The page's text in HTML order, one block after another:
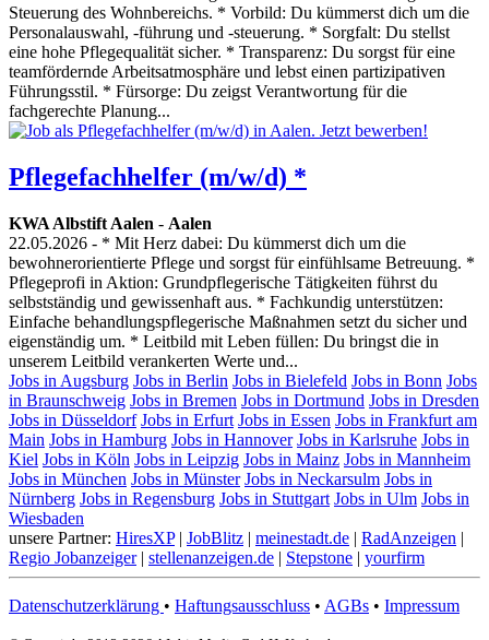
Steuerung des Wohnbereichs. * Vorbild: Du kümmerst dich um die
Personalauswahl, -führung und -steuerung. * Sorgfalt: Du stellst
eine hohe Pflegequalität sicher. * Transparenz: Du sorgst für eine
teamfördernde Arbeitsatmosphäre und lebst einen partizipativen
Führungsstil. * Fürsorge: Du zeigst Verantwortung für die
fachgerechte Planung...
Pflegefachhelfer (m/w/d) *
KWA Albstift Aalen - Aalen
22.05.2026 - * Mit Herz dabei: Du kümmerst dich um die
bewohnerorientierte Pflege und sorgst für einfühlsame Betreuung. *
Pflegeprofi in Aktion: Grundpflegerische Tätigkeiten führst du
selbstständig und gewissenhaft aus. * Fachkundig unterstützen:
Einfache behandlungspflegerische Maßnahmen setzt du sicher und
eigenständig um. * Leitbild mit Leben füllen: Du bringst die in
unserem Leitbild verankerten Werte und...
Jobs in Augsburg Jobs in Berlin Jobs in Bielefeld Jobs in Bonn Jobs
in Braunschweig Jobs in Bremen Jobs in Dortmund Jobs in Dresden
Jobs in Düsseldorf Jobs in Erfurt Jobs in Essen Jobs in Frankfurt am
Main Jobs in Hamburg Jobs in Hannover Jobs in Karlsruhe Jobs in
Kiel Jobs in Köln Jobs in Leipzig Jobs in Mainz Jobs in Mannheim
Jobs in München Jobs in Münster Jobs in Neckarsulm Jobs in
Nürnberg Jobs in Regensburg Jobs in Stuttgart Jobs in Ulm Jobs in
Wiesbaden
unsere Partner: HiresXP| JobBlitz | meinestadt.de | RadAnzeigen |
Regio Jobanzeiger| stellenanzeigen.de | Stepstone | yourfirm
Datenschutzerklärung • Haftungsausschluss • AGBs • Impressum